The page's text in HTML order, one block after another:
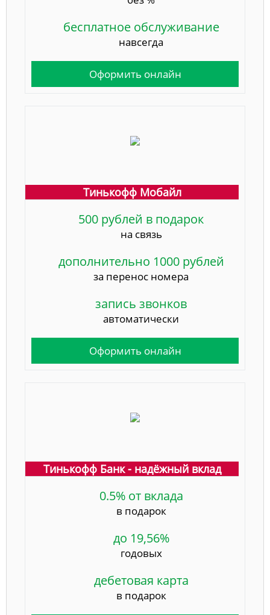
бесплатное обслуживание
навсегда
Оформить онлайн
Тинькофф Мобайл
500 рублей в подарок
на связь
дополнительно 1000 рублей
за перенос номера
запись звонков
автоматически
Оформить онлайн
Тинькофф Банк - надёжный вклад
0.5% от вклада
в подарок
до 19,56%
годовых
дебетовая карта
в подарок